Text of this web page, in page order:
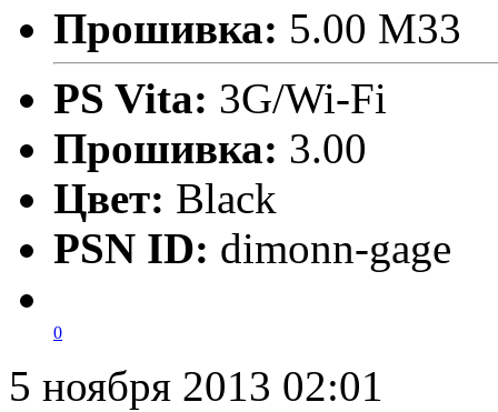
Прошивка: 5.00 М33
PS Vita: 3G/Wi-Fi
Прошивка: 3.00
Цвет: Black
PSN ID: dimonn-gage
0
5 ноября 2013 02:01